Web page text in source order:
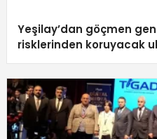
Yeşilay’dan göçmen
risklerinden koruyacak